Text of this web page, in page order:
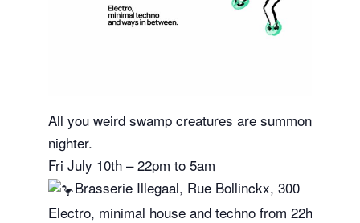
All you weird swamp creatures are summoned for
nighter.
Fri July 10th – 22pm to 5am
Brasserie Illegaal, Rue Bollinckx, 300
Electro, minimal house and techno from 22h to